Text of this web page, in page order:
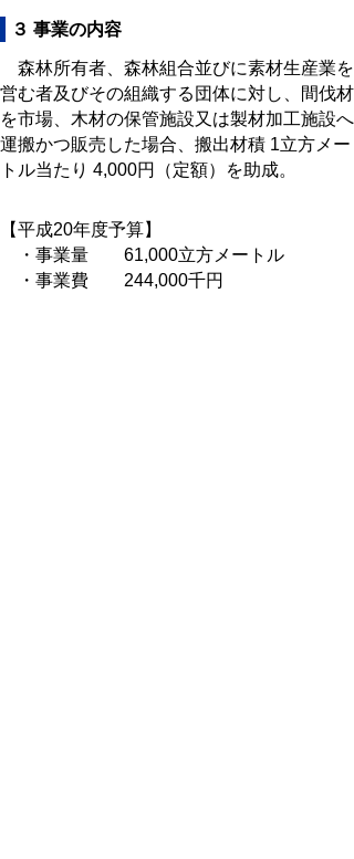
３ 事業の内容
森林所有者、森林組合並びに素材生産業を
営む者及びその組織する団体に対し、間伐材
を市場、木材の保管施設又は製材加工施設へ
運搬かつ販売した場合、搬出材積 1立方メー
トル当たり 4,000円（定額）を助成。
【平成20年度予算】
・事業量 61,000立方メートル
・事業費 244,000千円